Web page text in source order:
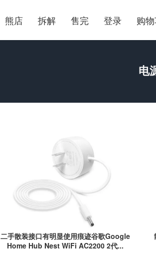
熊店 拆解 售完 登录 购
电
二手散装接口有明显使用痕迹谷歌Google
Home Hub Nest WiFi AC2200 2代...